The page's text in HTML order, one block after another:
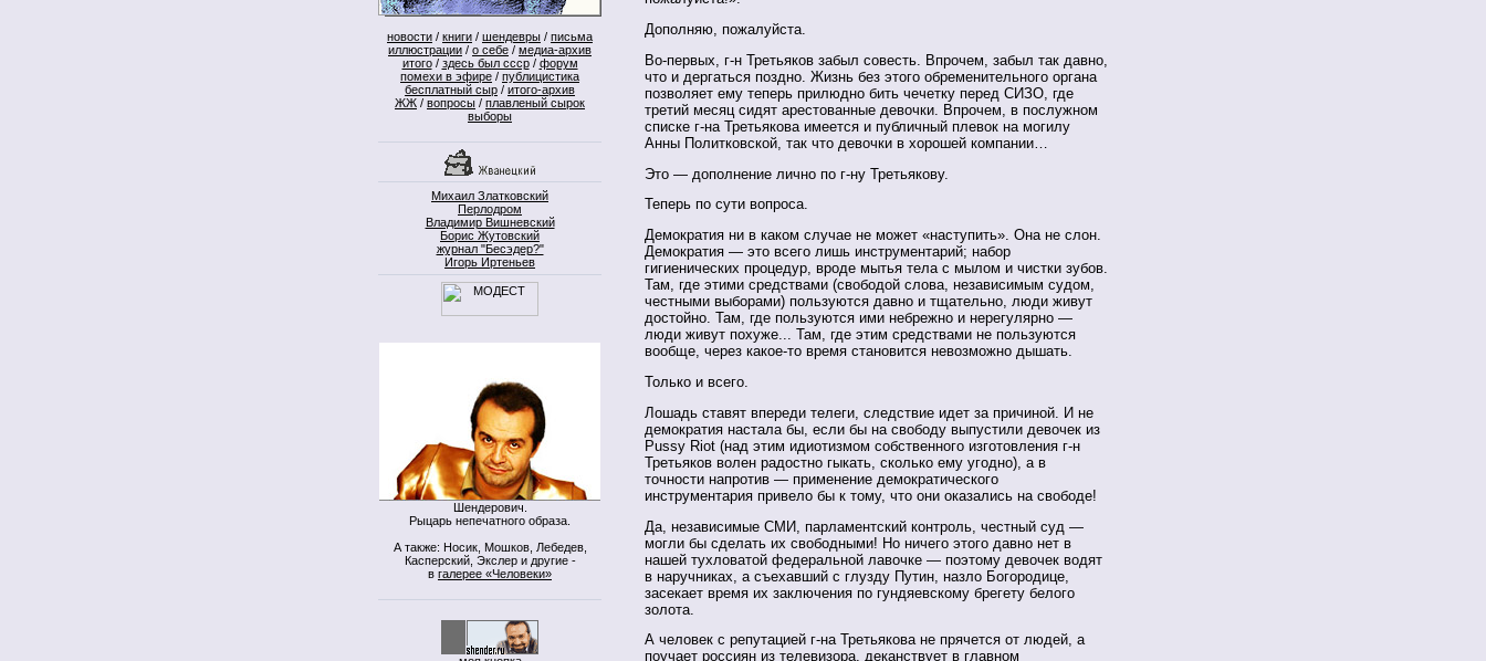
новости / книги / шендевры / письма
иллюстрации / о себе / медиа-архив
итого/ здесь был ссср/ форум
помехи в эфире / публицистика
бесплатный сыр / итого-архив
ЖЖ / вопросы / плавленый сырок
выборы
Михаил Златковский
Перлодром
Владимир Вишневский
Борис Жутовский
журнал "Бесэдер?"
Игорь Иртеньев
Шендерович.
Рыцарь непечатного образа.
А также: Носик, Мошков, Лебедев,
Касперский, Экслер и другие -
в галерее «Человеки»
Дополняю, пожалуйста.
Во-первых, г-н Третьяков забыл совесть. Впрочем, забыл так давно,
что и дергаться поздно. Жизнь без этого обременительного органа
позволяет ему теперь прилюдно бить чечетку перед СИЗО, где
третий месяц сидят арестованные девочки. Впрочем, в послужном
списке г-на Третьякова имеется и публичный плевок на могилу
Анны Политковской, так что девочки в хорошей компании…
Это — дополнение лично по г-ну Третьякову.
Теперь по сути вопроса.
Демократия ни в каком случае не может «наступить». Она не слон.
Демократия — это всего лишь инструментарий; набор
гигиенических процедур, вроде мытья тела с мылом и чистки зубов.
Там, где этими средствами (свободой слова, независимым судом,
честными выборами) пользуются давно и тщательно, люди живут
достойно. Там, где пользуются ими небрежно и нерегулярно —
люди живут похуже... Там, где этим средствами не пользуются
вообще, через какое-то время становится невозможно дышать.
Только и всего.
Лошадь ставят впереди телеги, следствие идет за причиной. И не
демократия настала бы, если бы на свободу выпустили девочек из
Pussy Riot (над этим идиотизмом собственного изготовления г-н
Третьяков волен радостно гыкать, сколько ему угодно), а в
точности напротив — применение демократического
инструментария привело бы к тому, что они оказались на свободе!
Да, независимые СМИ, парламентский контроль, честный суд —
могли бы сделать их свободными! Но ничего этого давно нет в
нашей тухловатой федеральной лавочке — поэтому девочек водят
в наручниках, а съехавший с глузду Путин, назло Богородице,
засекает время их заключения по гундяевскому брегету белого
золота.
А человек с репутацией г-на Третьякова не прячется от людей, а
поучает россиян из телевизора, деканствует в главном